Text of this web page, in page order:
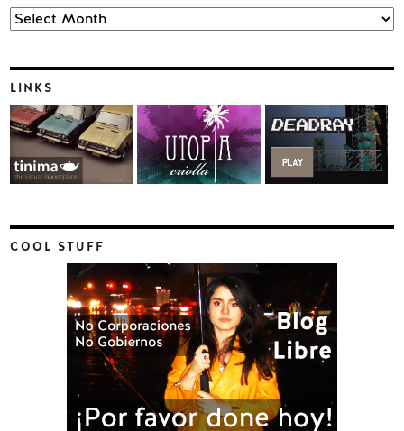
Archives
LINKS
COOL STUFF